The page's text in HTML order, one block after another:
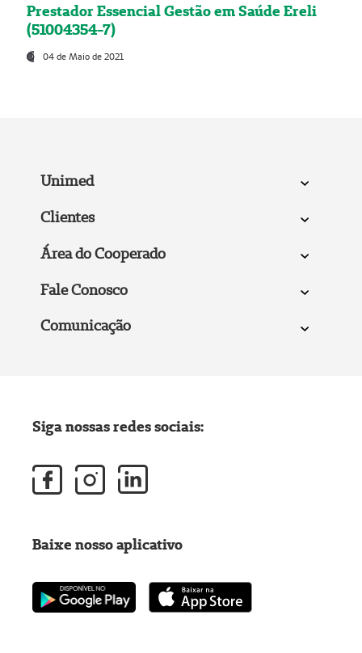
Prestador Essencial Gestão em Saúde Ereli
(51004354-7)
04 de Maio de 2021
Unimed
Clientes
Área do Cooperado
Fale Conosco
Comunicação
Siga nossas redes sociais:
Baixe nosso aplicativo